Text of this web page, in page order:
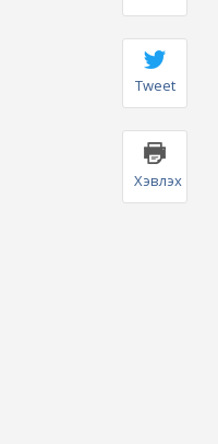
Tweet
Хэвлэх